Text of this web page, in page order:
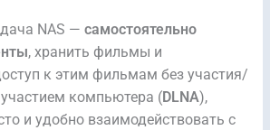
NAS — самостоятельно
, хранить фильмы и
к этим фильмам без участия/
компьютера (DLNA),
и удобно взаимодействовать с